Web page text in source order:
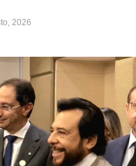
tiene
2026